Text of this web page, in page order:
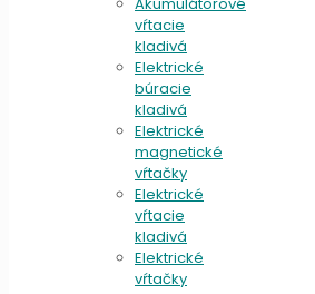
vŕtacie
kladivá
Elektrické
búracie
kladivá
Elektrické
magnetické
vŕtačky
Elektrické
vŕtacie
kladivá
Elektrické
vŕtačky